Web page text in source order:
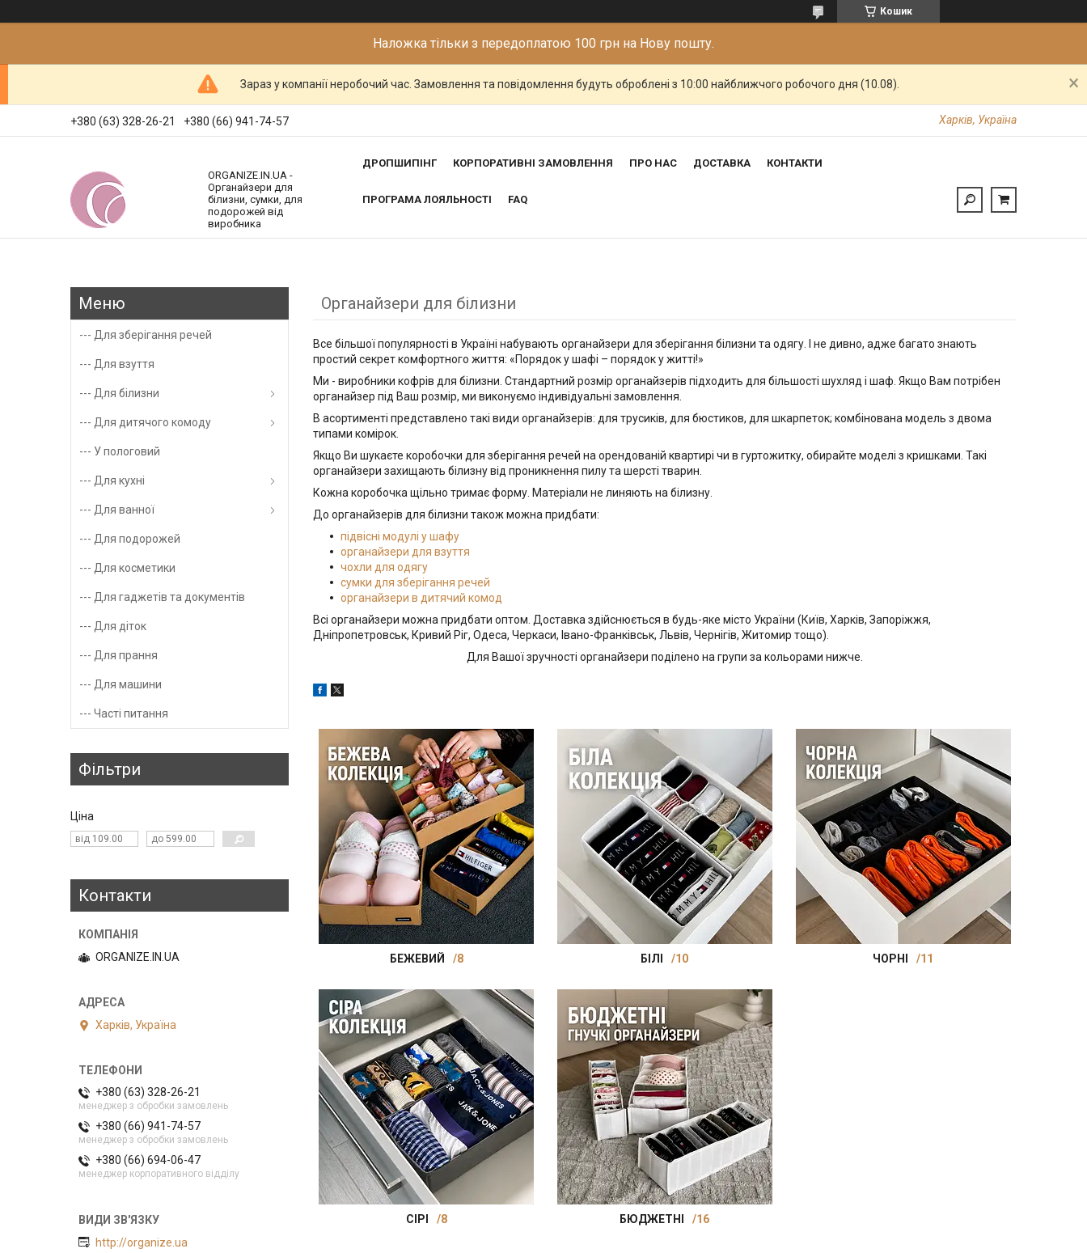
Кошик
Наложка тільки з передоплатою 100 грн на Нову пошту.
Зараз у компанії неробочий час. Замовлення та повідомлення будуть оброблені з 10:00 найближчого робочого дня (10.08).
+380 (63) 328-26-21 +380 (66) 941-74-57 Харків, Україна
ORGANIZE.IN.UA -
Органайзери для
білизни, сумки, для
подорожей від
виробника
ДРОПШИПІНГ КОРПОРАТИВНІ ЗАМОВЛЕННЯ ПРО НАС ДОСТАВКА КОНТАКТИ
ПРОГРАМА ЛОЯЛЬНОСТІ FAQ
Органайзери для білизни
Все більшої популярності в Україні набувають органайзери для зберігання білизни та одягу. І не дивно, адже багато знають
простий секрет комфортного життя: «Порядок у шафі – порядок у житті!»
Ми - виробники кофрів для білизни. Стандартний розмір органайзерів підходить для більшості шухляд і шаф. Якщо Вам потрібен
органайзер під Ваш розмір, ми виконуємо індивідуальні замовлення.
В асортименті представлено такі види органайзерів: для трусиків, для бюстиков, для шкарпеток; комбінована модель з двома
типами комірок.
Якщо Ви шукаєте коробочки для зберігання речей на орендованій квартирі чи в гуртожитку, обирайте моделі з кришками. Такі
органайзери захищають білизну від проникнення пилу та шерсті тварин.
Кожна коробочка щільно тримає форму. Матеріали не линяють на білизну.
До органайзерів для білизни також можна придбати:
підвісні модулі у шафу
органайзери для взуття
чохли для одягу
сумки для зберігання речей
органайзери в дитячий комод
Всі органайзери можна придбати оптом. Доставка здійснюється в будь-яке місто України (Київ, Харків, Запоріжжя,
Дніпропетровськ, Кривий Ріг, Одеса, Черкаси, Івано-Франківськ, Львів, Чернігів, Житомир тощо).
Для Вашої зручності органайзери поділено на групи за кольорами нижче.
БЕЖЕВИЙ 8 БІЛІ 10 ЧОРНІ 11
СІРІ 8 БЮДЖЕТНІ 16
--- Для зберігання речей
--- Для взуття
--- Для білизни
--- Для дитячого комоду
--- У пологовий
--- Для кухні
--- Для ванної
--- Для подорожей
--- Для косметики
--- Для гаджетів та документів
--- Для діток
--- Для прання
--- Для машини
--- Часті питання
Фільтри
Ціна
Контакти
ORGANIZE.IN.UA
Харків, Україна
+380 (63) 328-26-21
менеджер з обробки замовлень
+380 (66) 941-74-57
менеджер з обробки замовлень
+380 (66) 694-06-47
менеджер корпоративного відділу
http://organize.ua